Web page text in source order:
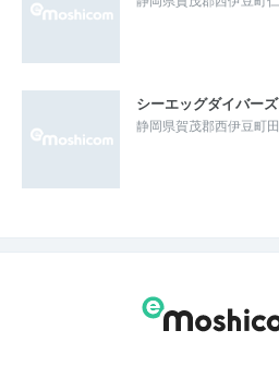
シーエッグダイバーズ
静岡県賀茂郡西伊豆町